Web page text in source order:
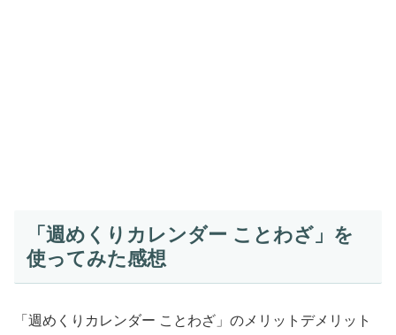
「週めくりカレンダー ことわざ」を
使ってみた感想
「週めくりカレンダー ことわざ」のメリットデメリット